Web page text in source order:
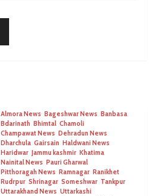
Almora News Bageshwar News Banbasa
Bdarinath Bhimtal Chamoli
Champawat News Dehradun News
Dharchula Gairsain Haldwani News
Haridwar Jammu kashmir Khatima
Nainital News Pauri Gharwal
Pitthoragah News Ramnagar Ranikhet
Rudrpur Shrinagar Someshwar Tankpur
Uttarakhand News Uttarkashi